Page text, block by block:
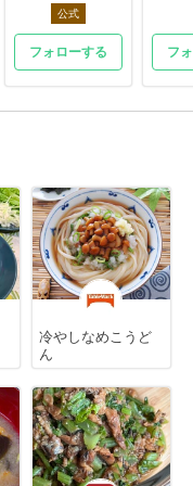
公式
フォローする フ
冷やしなめこうど
ん